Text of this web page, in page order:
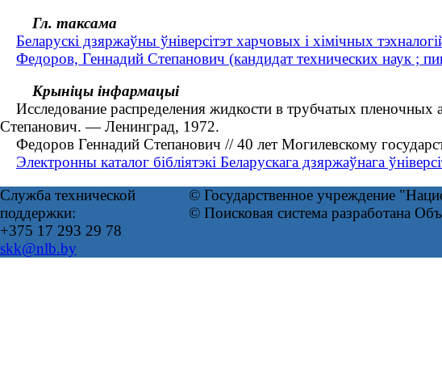
Гл. таксама
Беларускі дзяржаўны ўніверсітэт харчовых і хімічных
Федоров, Геннадий Степанович (кандидат технических наук ;
Крыніцы інфармацыі
Исследование распределения жидкости в трубчатых пленочных
Степанович. — Ленинград, 1972.
Федоров Геннадий Степанович // 40 лет Могилевскому
Электронны каталог бібліятэкі Беларускага дзяржаўнага
Служба технической
поддержки:
+375 17 293 29 78
skk@nlb.by
© Государственное учреждение
© Поисковая система разработана